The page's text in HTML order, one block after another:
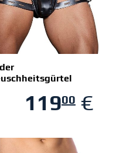
11900€